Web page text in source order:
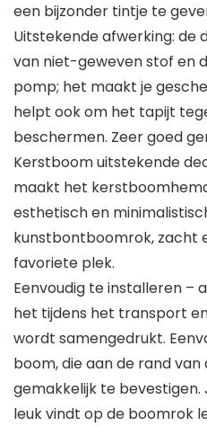
een bijzonder tintje te
Uitstekende afwerking: de
van niet-geweven stof en
pomp; het maakt je
helpt ook om het tapijt
beschermen. Zeer goed
Kerstboom uitstekende
maakt het
esthetisch en
kunstbontboomrok, zacht
favoriete plek.
Eenvoudig te installeren –
het tijdens het transport
wordt samengedrukt.
boom, die aan de rand
gemakkelijk te bevestigen.
leuk vindt op de boomrok